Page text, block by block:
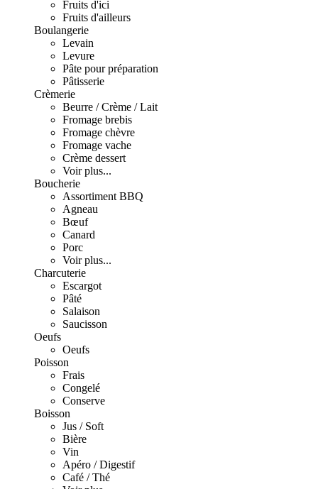
Fruits d'ici
Fruits d'ailleurs
Boulangerie
Levain
Levure
Pâte pour préparation
Pâtisserie
Crèmerie
Beurre / Crème / Lait
Fromage brebis
Fromage chèvre
Fromage vache
Crème dessert
Voir plus...
Boucherie
Assortiment BBQ
Agneau
Bœuf
Canard
Porc
Voir plus...
Charcuterie
Escargot
Pâté
Salaison
Saucisson
Oeufs
Oeufs
Poisson
Frais
Congelé
Conserve
Boisson
Jus / Soft
Bière
Vin
Apéro / Digestif
Café / Thé